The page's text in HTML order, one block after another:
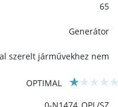
65
Generátor
szerelt járművekhez nem
OPTIMAL